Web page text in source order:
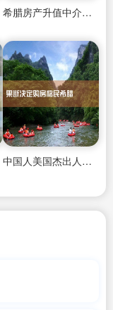
希腊房产升值中介哪家好
中国人美国杰出人才移民要求